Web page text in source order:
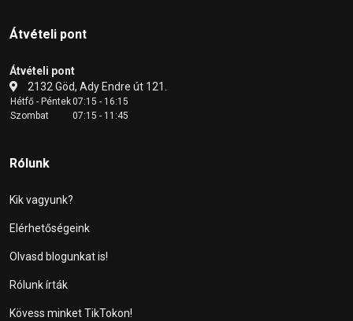
Átvételi pont
Átvételi pont
2132 Göd, Ady Endre út 121.
Hétfő - Péntek07:15 - 16:15
Szombat
07:15 - 11:45
Rólunk
Kik vagyunk?
Elérhetőségeink
Olvasd blogunkat is!
Rólunk írták
Kövess minket TikTokon!